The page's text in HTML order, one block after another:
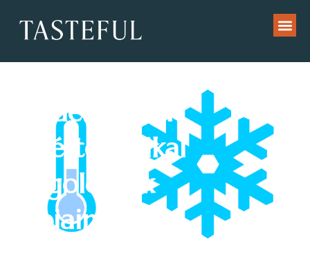
Modern ipari
hűtéstechnikai
megoldások
napjainkban